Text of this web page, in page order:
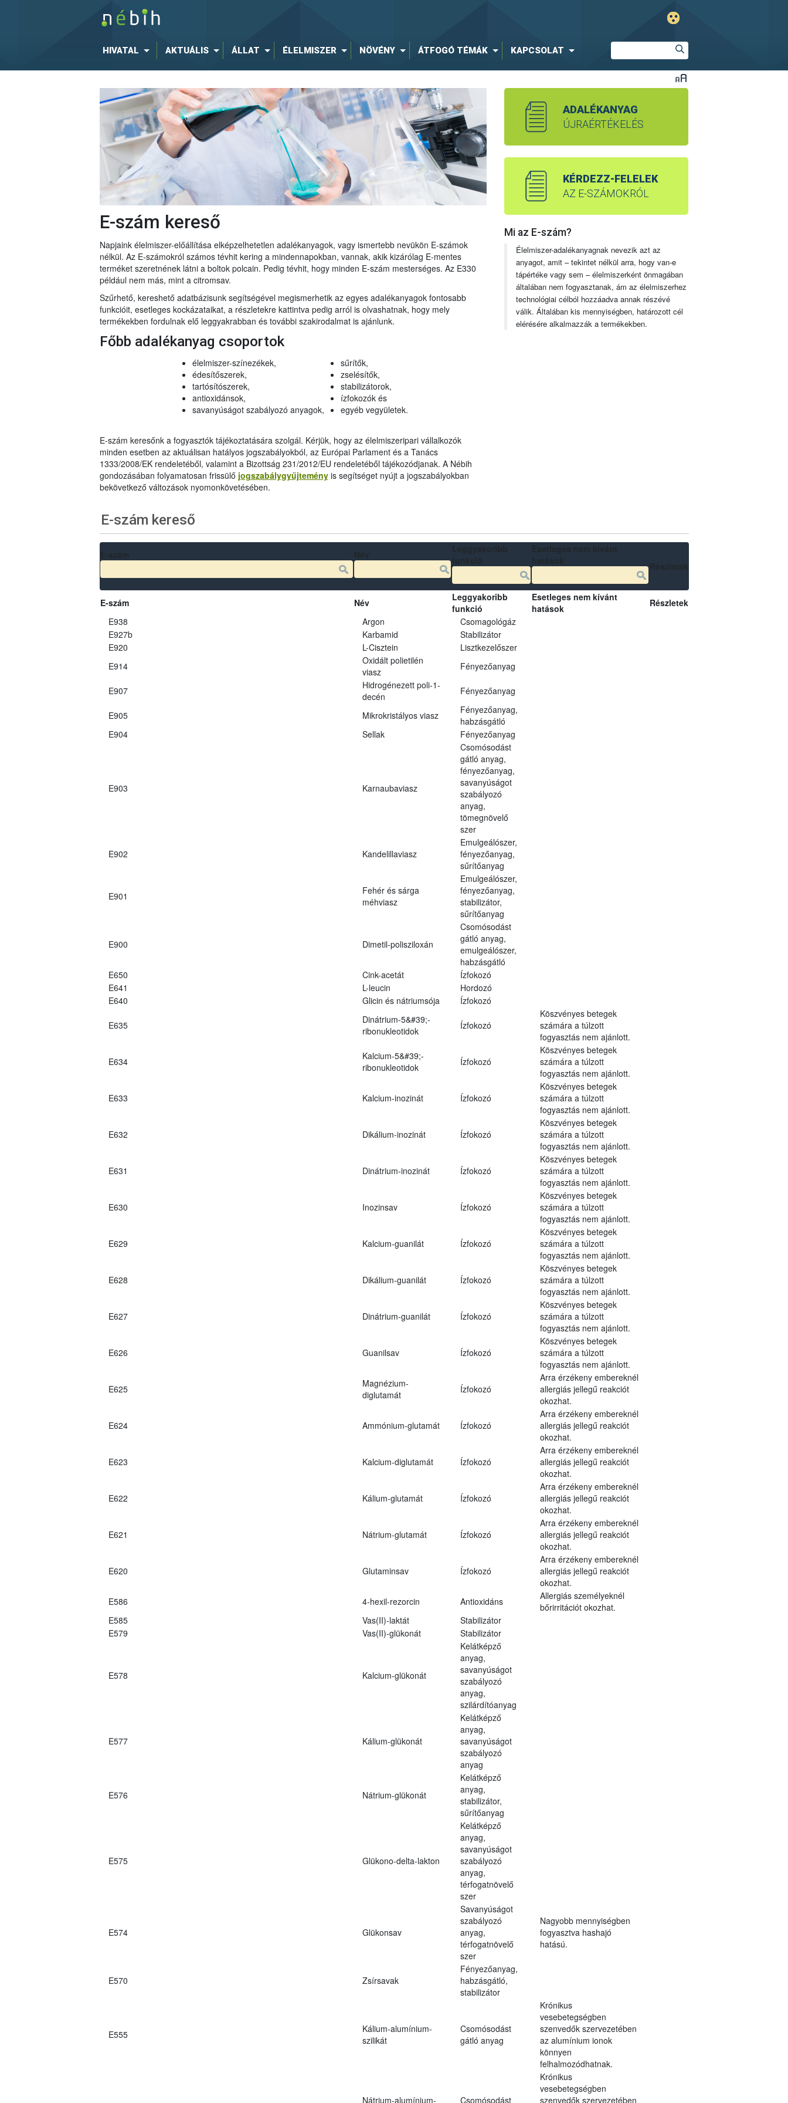
HIVATAL AKTUÁLIS ÁLLAT ÉLELMISZER NÖVÉNY ÁTFOGÓ TÉMÁK KAPCSOLAT
E-szám kereső
Napjaink élelmiszer-előállítása elképzelhetetlen adalékanyagok, vagy ismertebb nevükön E-számok
nélkül. Az E-számokról számos tévhit kering a mindennapokban, vannak, akik kizárólag E-mentes
terméket szeretnének látni a boltok polcain. Pedig tévhit, hogy minden E-szám mesterséges. Az E330
például nem más, mint a citromsav.
Szűrhető, kereshető adatbázisunk segítségével megismerhetik az egyes adalékanyagok fontosabb
funkcióit, esetleges kockázataikat, a részletekre kattintva pedig arról is olvashatnak, hogy mely
termékekben fordulnak elő leggyakrabban és további szakirodalmat is ajánlunk.
Főbb adalékanyag csoportok
élelmiszer-színezékek,
édesítőszerek,
tartósítószerek,
antioxidánsok,
savanyúságot szabályozó anyagok,
sűrítők,
zselésítők,
stabilizátorok,
ízfokozók és
egyéb vegyületek.
E-szám keresőnk a fogyasztók tájékoztatására szolgál. Kérjük, hogy az élelmiszeripari vállalkozók
minden esetben az aktuálisan hatályos jogszabályokból, az Európai Parlament és a Tanács
1333/2008/EK rendeletéből, valamint a Bizottság 231/2012/EU rendeletéből tájékozódjanak. A Nébih
gondozásában folyamatosan frissülő jogszabálygyűjteményis segítséget nyújt a jogszabályokban
bekövetkező változások nyomonkövetésében.
ADALÉKANYAG
ÚJRAÉRTÉKELÉS
KÉRDEZZ-FELELEK
AZ E-SZÁMOKRÓL
Mi az E-szám?
Élelmiszer-adalékanyagnak nevezik azt az
anyagot, amit – tekintet nélkül arra, hogy van-e
tápértéke vagy sem – élelmiszerként önmagában
általában nem fogyasztanak, ám az élelmiszerhez
technológiai célból hozzáadva annak részévé
válik. Általában kis mennyiségben, határozott cél
elérésére alkalmazzák a termékekben.
E-szám kereső
E-szám Név
Leggyakoribb
funkció
Esetleges nem kívánt
hatások
Részletek
E938
Argon
Csomagológáz
E927b
Karbamid
Stabilizátor
E920
L-Cisztein
Lisztkezelőszer
E914
Oxidált polietilén
viasz
Fényezőanyag
E907
Hidrogénezett poli-1-
decén
Fényezőanyag
E905 Mikrokristályos viasz
Fényezőanyag,
habzásgátló
E904
Sellak Fényezőanyag
E903 Karnaubaviasz
Csomósodást
gátló anyag,
fényezőanyag,
savanyúságot
szabályozó
anyag,
tömegnövelő
szer
E902 Kandelillaviasz
Emulgeálószer,
fényezőanyag,
sűrítőanyag
E901
Fehér és sárga
méhviasz
Emulgeálószer,
fényezőanyag,
stabilizátor,
sűrítőanyag
E900 Dimetil-polisziloxán
Csomósodást
gátló anyag,
emulgeálószer,
habzásgátló
E650
Cink-acetát
Ízfokozó
E641
L-leucin
Hordozó
E640
Glicin és nátriumsója Ízfokozó
E635
Dinátrium-5&#39;-
ribonukleotidok
Ízfokozó
Köszvényes betegek
számára a túlzott
fogyasztás nem ajánlott.
E634
Kalcium-5&#39;-
ribonukleotidok
Ízfokozó
Köszvényes betegek
számára a túlzott
fogyasztás nem ajánlott.
E633 Kalcium-inozinát Ízfokozó
Köszvényes betegek
számára a túlzott
fogyasztás nem ajánlott.
E632 Dikálium-inozinát Ízfokozó
Köszvényes betegek
számára a túlzott
fogyasztás nem ajánlott.
E631 Dinátrium-inozinát Ízfokozó
Köszvényes betegek
számára a túlzott
fogyasztás nem ajánlott.
E630 Inozinsav Ízfokozó
Köszvényes betegek
számára a túlzott
fogyasztás nem ajánlott.
E629 Kalcium-guanilát Ízfokozó
Köszvényes betegek
számára a túlzott
fogyasztás nem ajánlott.
E628 Dikálium-guanilát Ízfokozó
Köszvényes betegek
számára a túlzott
fogyasztás nem ajánlott.
E627 Dinátrium-guanilát Ízfokozó
Köszvényes betegek
számára a túlzott
fogyasztás nem ajánlott.
E626 Guanilsav Ízfokozó
Köszvényes betegek
számára a túlzott
fogyasztás nem ajánlott.
E625
Magnézium-
diglutamát
Ízfokozó
Arra érzékeny embereknél
allergiás jellegű reakciót
okozhat.
E624 Ammónium-glutamát Ízfokozó
Arra érzékeny embereknél
allergiás jellegű reakciót
okozhat.
E623 Kalcium-diglutamát Ízfokozó
Arra érzékeny embereknél
allergiás jellegű reakciót
okozhat.
E622 Kálium-glutamát Ízfokozó
Arra érzékeny embereknél
allergiás jellegű reakciót
okozhat.
E621 Nátrium-glutamát Ízfokozó
Arra érzékeny embereknél
allergiás jellegű reakciót
okozhat.
E620 Glutaminsav Ízfokozó
Arra érzékeny embereknél
allergiás jellegű reakciót
okozhat.
E586
4-hexil-rezorcin Antioxidáns
Allergiás személyeknél
bőrirritációt okozhat.
E585
Vas(II)-laktát
Stabilizátor
E579
Vas(II)-glükonát Stabilizátor
E578 Kalcium-glükonát
Kelátképző
anyag,
savanyúságot
szabályozó
anyag,
szilárdítóanyag
E577 Kálium-glükonát
Kelátképző
anyag,
savanyúságot
szabályozó
anyag
E576 Nátrium-glükonát
Kelátképző
anyag,
stabilizátor,
sűrítőanyag
E575 Glükono-delta-lakton
Kelátképző
anyag,
savanyúságot
szabályozó
anyag,
térfogatnövelő
szer
E574 Glükonsav
Savanyúságot
szabályozó
anyag,
térfogatnövelő
szer
Nagyobb mennyiségben
fogyasztva hashajó
hatású.
E570 Zsírsavak
Fényezőanyag,
habzásgátló,
stabilizátor
E555
Kálium-alumínium-
szilikát
Csomósodást
gátló anyag
Krónikus
vesebetegségben
szenvedők szervezetében
az alumínium ionok
könnyen
felhalmozódhatnak.
Nátrium-alumínium- Csomósodást
Krónikus
vesebetegségben
szenvedők szervezetében